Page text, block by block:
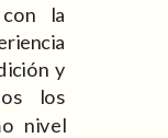
la
y
los
nivel